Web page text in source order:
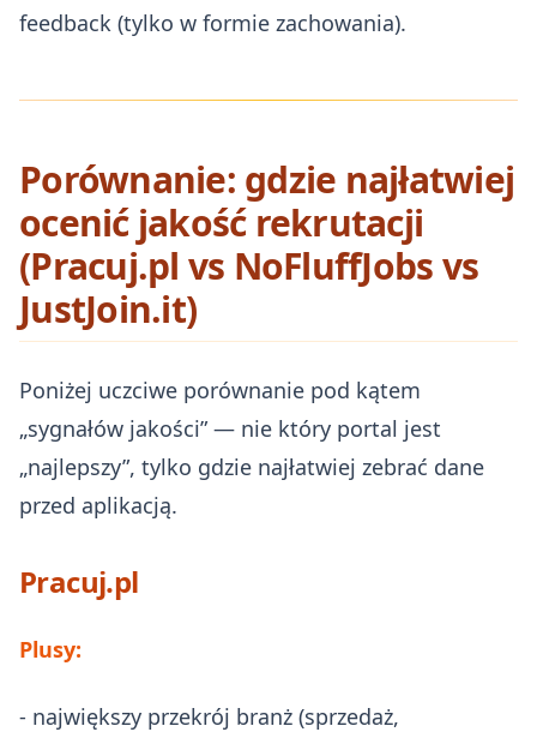
feedback (tylko w formie zachowania).
Porównanie: gdzie najłatwiej
ocenić jakość rekrutacji
(Pracuj.pl vs NoFluffJobs vs
JustJoin.it)
Poniżej uczciwe porównanie pod kątem
„sygnałów jakości” — nie który portal jest
„najlepszy”, tylko gdzie najłatwiej zebrać dane
przed aplikacją.
Pracuj.pl
Plusy:
- największy przekrój branż (sprzedaż,